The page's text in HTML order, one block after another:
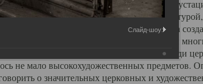
резных, символических
В совокупности же с живописью,
утвари интерьер Троицкого храма
убранства собора, на протяжении
В соборной ризнице, библиотеке, среди
не мало высокохудожественных предметов.
о значительных церковных и
Слайд-шоу: